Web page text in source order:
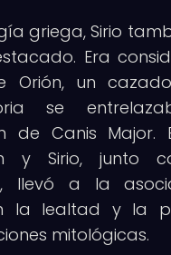
griega, Sirio
Era
Orión, un
se
de Canis Major.
y Sirio, junto
llevó a la
la lealtad y la
mitológicas.